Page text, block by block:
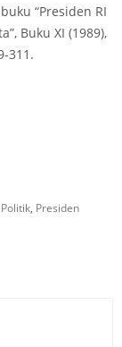
“Presiden RI
Buku XI (1989),
311.
Politik, Presiden